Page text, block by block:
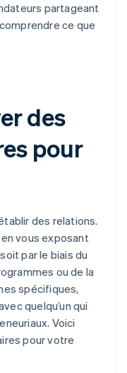
partageant
ce que
des
pour
des relations.
vous exposant
par le biais du
ou de la
spécifiques,
quelqu’un qui
Voici
pour votre